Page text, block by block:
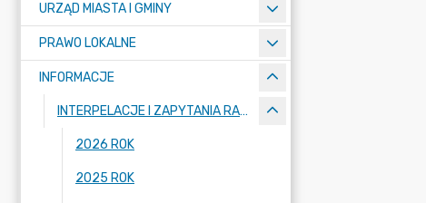
URZĄD MIASTA I GMINY
PRAWO LOKALNE
INFORMACJE
INTERPELACJE I ZAPYTANIA RADNYCH
2026 ROK
2025 ROK